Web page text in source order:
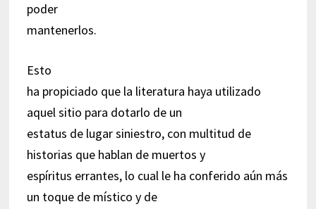
poder
mantenerlos.
Esto
ha propiciado que la literatura haya utilizado
aquel sitio para dotarlo de un
estatus de lugar siniestro, con multitud de
historias que hablan de muertos y
espíritus errantes, lo cual le ha conferido aún más
un toque de místico y de